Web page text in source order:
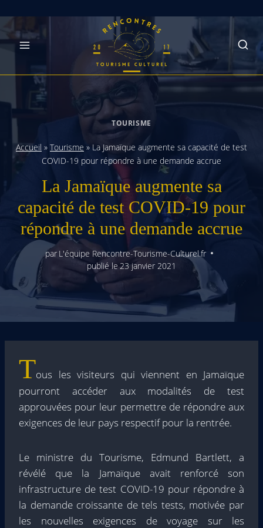
to
TOURISME
Accueil » Tourisme » La Jamaïque augmente sa capacité de test
COVID-19 pour répondre à une demande accrue
La Jamaïque augmente sa
capacité de test COVID-19 pour
répondre à une demande accrue
par L'équipe Rencontre-Tourisme-Culturel.fr
publié le 23 janvier 2021
Tous les visiteurs qui viennent en Jamaïque
pourront accéder aux modalités de test
approuvées pour leur permettre de répondre aux
exigences de leur pays respectif pour la rentrée.
Le ministre du Tourisme, Edmund Bartlett, a
révélé que la Jamaïque avait renforcé son
infrastructure de test COVID-19 pour répondre à
la demande croissante de tels tests, motivée par
les nouvelles exigences de voyage sur les